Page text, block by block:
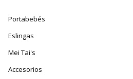
Portabebés
Eslingas
Mei Tai's
Accesorios